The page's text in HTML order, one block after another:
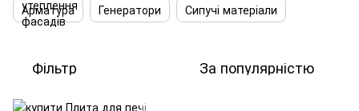
Арматура
Генератори Сипучі матеріали
Фільтр За популярністю